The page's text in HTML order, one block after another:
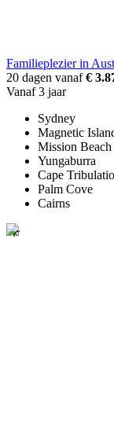
Familieplezier in
20 dagen vanaf€
Vanaf 3 jaar
Sydney
Magnetic
Mission Beach
Yungaburra
Cape
Palm Cove
Cairns